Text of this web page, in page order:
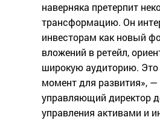
наверняка претерпит
трансформацию. Он
инвесторам как новый
вложений в ретейл,
широкую аудиторию.
момент для развития», —
управляющий директор
управления активами и